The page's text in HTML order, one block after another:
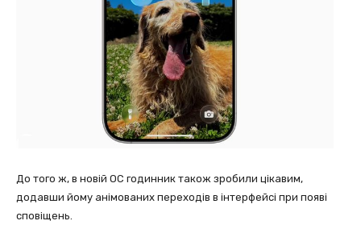
До того ж, в новій ОС годинник також зробили цікавим,
додавши йому анімованих переходів в інтерфейсі при появі
сповіщень.